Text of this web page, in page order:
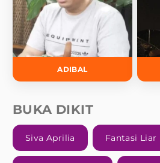
ADIBAL
BUKA DIKIT
Siva Aprilia Fantasi Liar